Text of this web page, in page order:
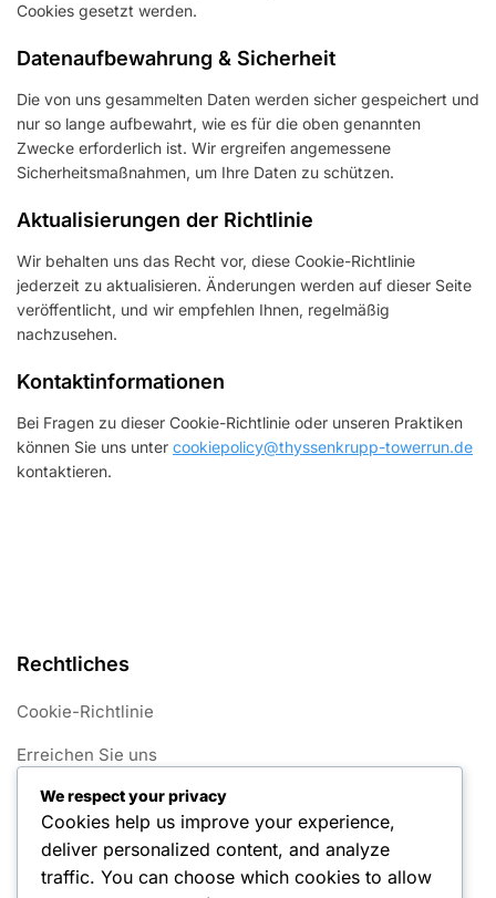
Cookies gesetzt werden.
Datenaufbewahrung & Sicherheit
Die von uns gesammelten Daten werden sicher gespeichert und
nur so lange aufbewahrt, wie es für die oben genannten
Zwecke erforderlich ist. Wir ergreifen angemessene
Sicherheitsmaßnahmen, um Ihre Daten zu schützen.
Aktualisierungen der Richtlinie
Wir behalten uns das Recht vor, diese Cookie-Richtlinie
jederzeit zu aktualisieren. Änderungen werden auf dieser Seite
veröffentlicht, und wir empfehlen Ihnen, regelmäßig
nachzusehen.
Kontaktinformationen
Bei Fragen zu dieser Cookie-Richtlinie oder unseren Praktiken
können Sie uns unter cookiepolicy@thyssenkrupp-towerrun.de
kontaktieren.
Rechtliches
Cookie-Richtlinie
Erreichen Sie uns
Allgemeine Geschäftsbedingungen
Ihre Privatsphäre
Über uns
We respect your privacy
Cookies help us improve your experience,
deliver personalized content, and analyze
traffic. You can choose which cookies to allow